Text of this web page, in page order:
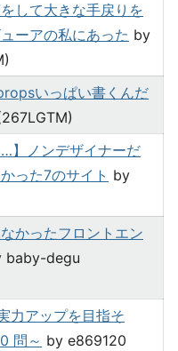
して大きな手戻りを
ーアの私にあった by
いっぱい書くんだ
…】ノンデザイナーだ
った7のサイト by
かったフロントエン
baby-degu
力アップを目指そ
問～ by e869120